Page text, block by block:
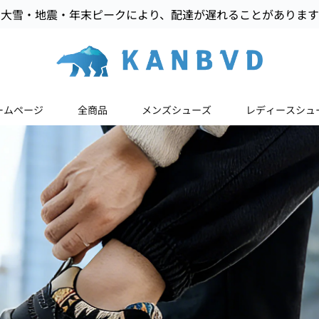
大雪・地震・年末ピークにより、配達が遅れることがあります
ムページ 全商品 メンズシューズ レディースシュ